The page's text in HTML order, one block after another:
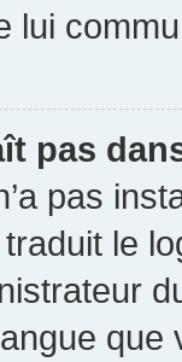
lui
pas
pas
le